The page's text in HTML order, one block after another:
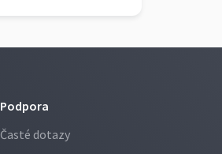
Podpora
Časté dotazy